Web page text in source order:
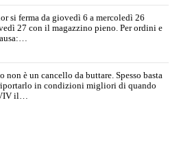
si ferma da giovedì 6 a mercoledì 26
27 con il magazzino pieno. Per ordini e
è un cancello da buttare. Spesso basta
in condizioni migliori di quando
il…